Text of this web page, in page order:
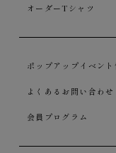
オーダーTシャツ
ポップアップイベント
よくあるお問い合わせ
会員プログラム